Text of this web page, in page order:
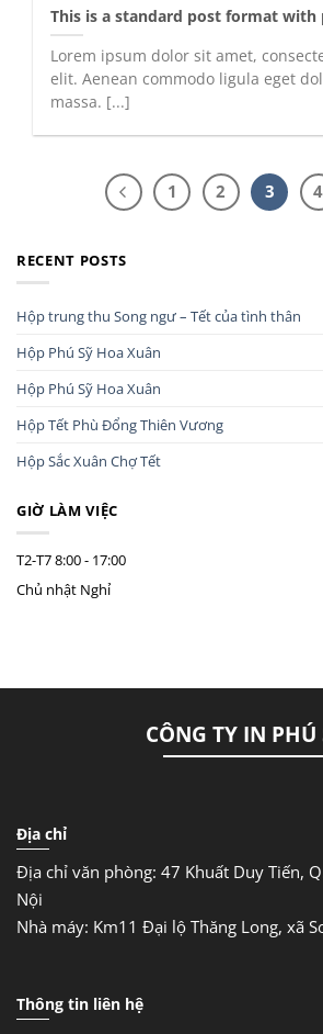
This is a standard post format with
Lorem ipsum dolor sit amet,
elit. Aenean commodo ligula eget
massa. [...]
1 2 3 4
RECENT POSTS
Hộp trung thu Song ngư – Tết của tình thân
Hộp Phú Sỹ Hoa Xuân
Hộp Phú Sỹ Hoa Xuân
Hộp Tết Phù Đổng Thiên Vương
Hộp Sắc Xuân Chợ Tết
GIỜ LÀM VIỆC
T2-T78:00 - 17:00
Chủ nhật Nghỉ
CÔNG TY IN PHÚ
Địa chỉ
Địa chỉ văn phòng: 47 Khuất Duy Tiến,
Nội
Nhà máy: Km11 Đại lộ Thăng Long, xã
Thông tin liên hệ